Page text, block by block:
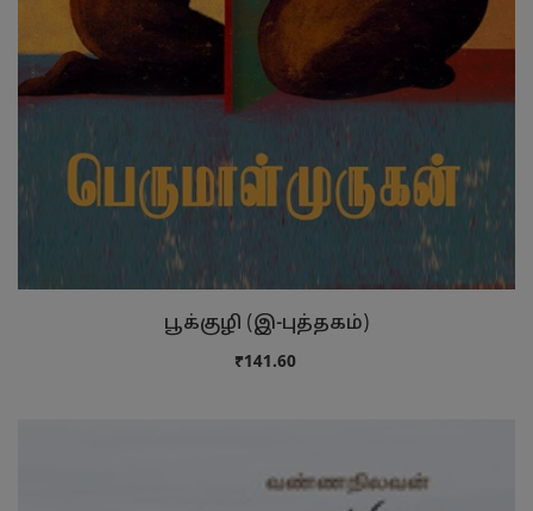
பூக்குழி (இ-புத்தகம்)
₹141.60